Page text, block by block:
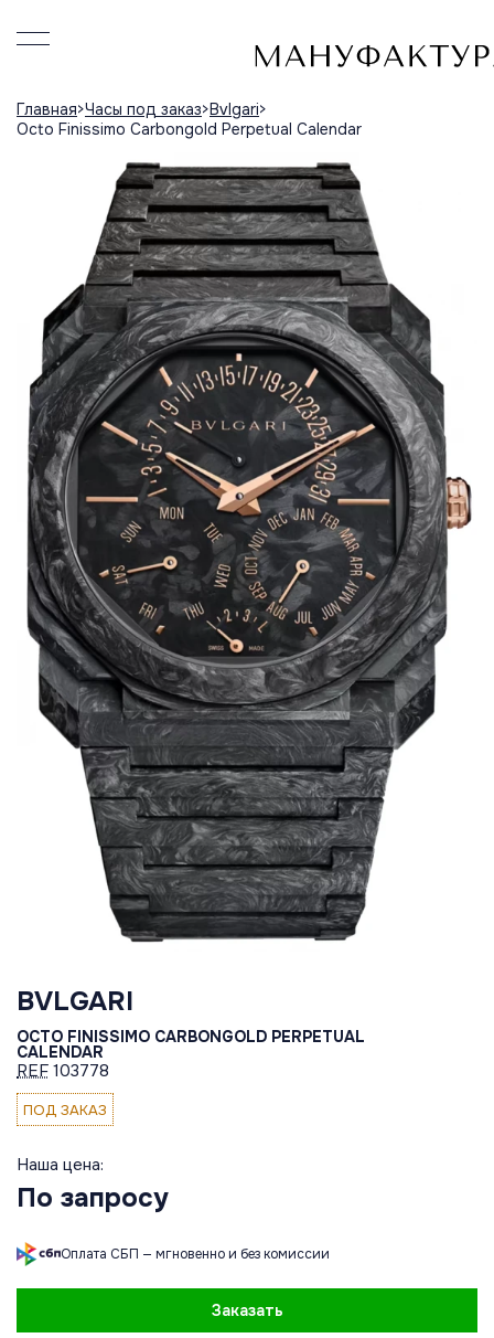
Главная Часы под заказ Bvlgari
Octo Finissimo Carbongold Perpetual Calendar
BVLGARI
OCTO FINISSIMO CARBONGOLD PERPETUAL
CALENDAR
REF 103778
ПОД ЗАКАЗ
Наша цена:
По запросу
Оплата СБП — мгновенно и без комиссии
Заказать